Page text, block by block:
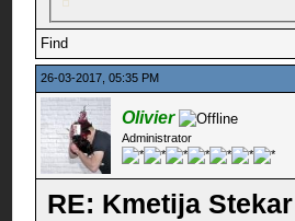
Find
26-03-2017, 05:35 PM
Olivier
Administrator
RE: Kmetija